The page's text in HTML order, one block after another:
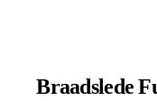
Braadslede